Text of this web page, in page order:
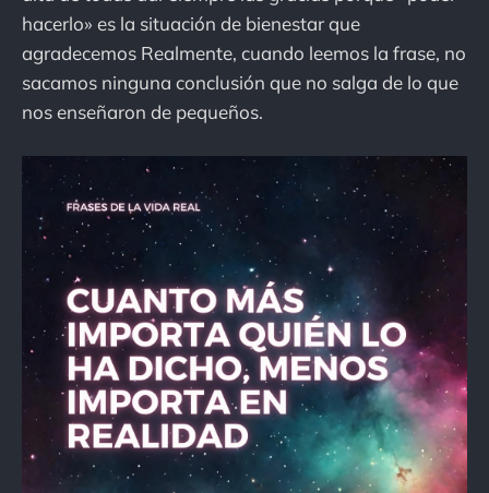
hacerlo» es la situación de bienestar que
agradecemos Realmente, cuando leemos la frase, no
sacamos ninguna conclusión que no salga de lo que
nos enseñaron de pequeños.